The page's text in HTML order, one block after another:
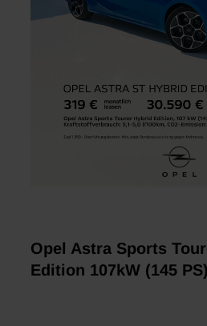
Opel Astra Sports
Edition 107kW (145